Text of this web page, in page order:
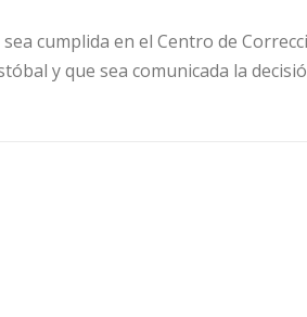
cumplida en el Centro de
y que sea comunicada la